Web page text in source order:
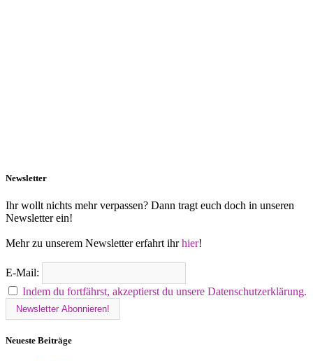
Newsletter
Ihr wollt nichts mehr verpassen? Dann tragt euch doch in unseren
Newsletter ein!
Mehr zu unserem Newsletter erfahrt ihrhier!
E-Mail:
Indem du fortfährst, akzeptierst du unsere Datenschutzerklärung.
Neueste Beiträge